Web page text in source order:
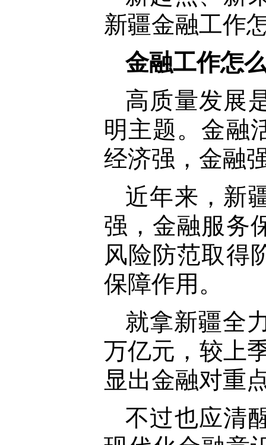
新疆金融工作
金融工作怎
高质量发展
明主题。金融
经济强，金融
近年来，新
强，金融服务
风险防范取得
保障作用。
就拿新疆全
万亿元，较上
显出金融对重
不过也应清